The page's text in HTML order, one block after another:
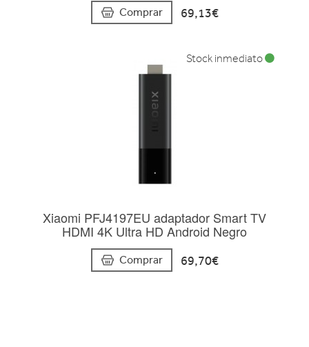
Comprar 69,13€
Xiaomi PFJ4197EU adaptador Smart TV
HDMI 4K Ultra HD Android Negro
Comprar 69,70€
Stock inmediato